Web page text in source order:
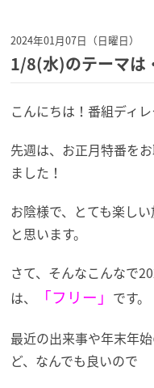
2024年01月07日（日曜日）
1/8(水)のテーマは
こんにちは！番組ディ
先週は、お正月特番を
ました！
お陰様で、とても楽し
と思います。
さて、そんなこんなで
は、
「フリー」 です。
最近の出来事や年末年
ど、なんでも良いので